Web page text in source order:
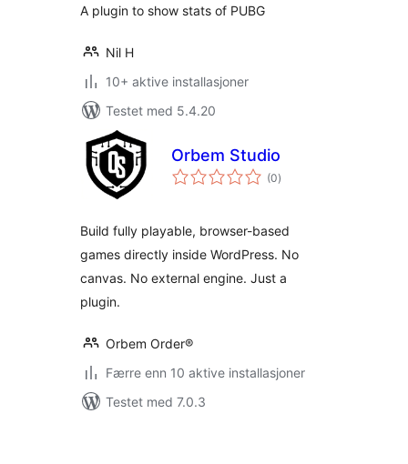
A plugin to show stats of PUBG
Nil H
10+ aktive installasjoner
Testet med 5.4.20
Orbem Studio
(0totale
vurderinger
)
Build fully playable, browser-based
games directly inside WordPress. No
canvas. No external engine. Just a
plugin.
Orbem Order®
Færre enn 10 aktive installasjoner
Testet med 7.0.3